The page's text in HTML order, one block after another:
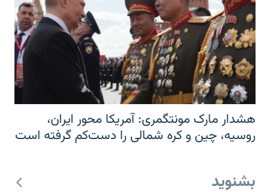
هشدار مارک مونتگمری: آمریکا محور ایران،
روسیه، چین و کره شمالی را دست‌کم گرفته است
بشنوید